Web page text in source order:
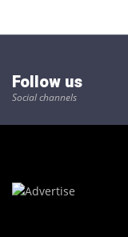
Follow us
Social channels